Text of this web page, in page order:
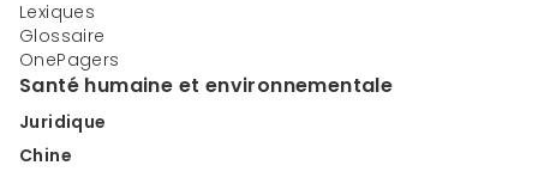
Lexiques
Glossaire
OnePagers
Santé humaine et environnementale
Juridique
Chine